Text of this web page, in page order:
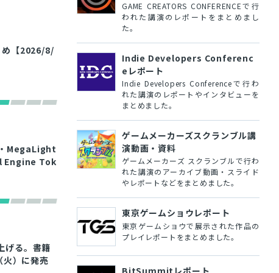
め【2026/8/
MegaLight
Engine Tok
げる。書籍
火）に発売
GAME CREATORS CONFERENCEで行
われた講演のレポートをまとめまし
た。
Indie Developers Conferenc
eレポート
Indie Developers Conferenceで行わ
れた講演のレポートやインタビューを
まとめました。
ゲームメーカーズスクランブル講
演動画・資料
ゲームメーカーズ スクランブルで行わ
れた講演のアーカイブ動画・スライド
やレポートなどをまとめました。
東京ゲームショウレポート
東京ゲームショウで展示された作品の
プレイレポートをまとめました。
BitSummitレポート